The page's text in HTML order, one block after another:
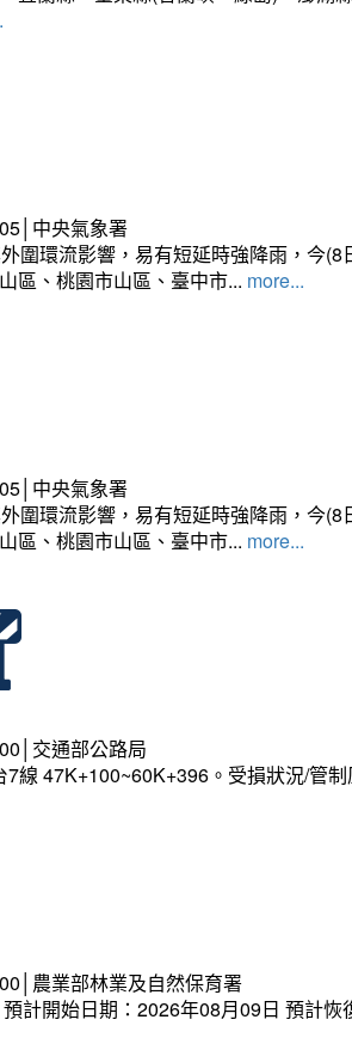
中央氣象署
圍環流影響，易有短延時強降雨，今
區、桃園市山區、臺中市... more...
中央氣象署
圍環流影響，易有短延時強降雨，今
區、桃園市山區、臺中市... more...
交通部公路局
7線 47K+100~60K+396。受損狀況/管
農業部林業及自然保育署
計開始日期：2026年08月09日 預計